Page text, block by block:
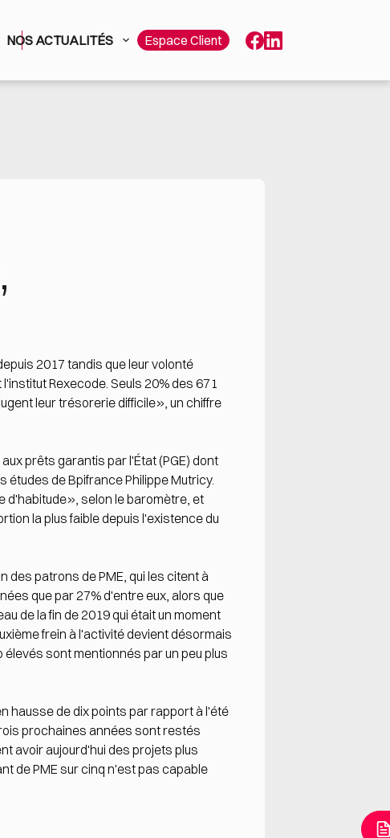
NOS ACTUALITÉS Espace Client
2017 tandis que leur volonté
Rexecode. Seuls 20% des 671
leur trésorerie difficile», un chiffre
prêts garantis par l'État (PGE) dont
études de Bpifrance Philippe Mutricy.
d'habitude», selon le baromètre, et
la plus faible depuis l'existence du
des patrons de PME, qui les citent à
que par 27% d'entre eux, alors que
de la fin de 2019 qui était un moment
frein à l'activité devient désormais
sont mentionnés par un peu plus
hausse de dix points par rapport à l'été
prochaines années sont restés
avoir aujourd'hui des projets plus
de PME sur cinq n'est pas capable